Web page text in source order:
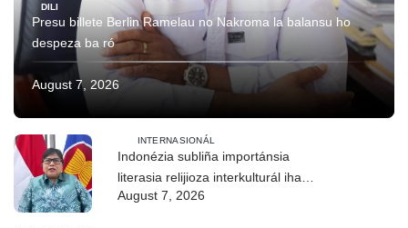
DILI
Presu billete Berlin Ramelau no Nakroma la balansu ho
despeza ba ró
August 7, 2026
INTERNASIONÁL
Indonézia subliña importánsia
literasia relijioza interkulturál iha
ASEAN
August 7, 2026